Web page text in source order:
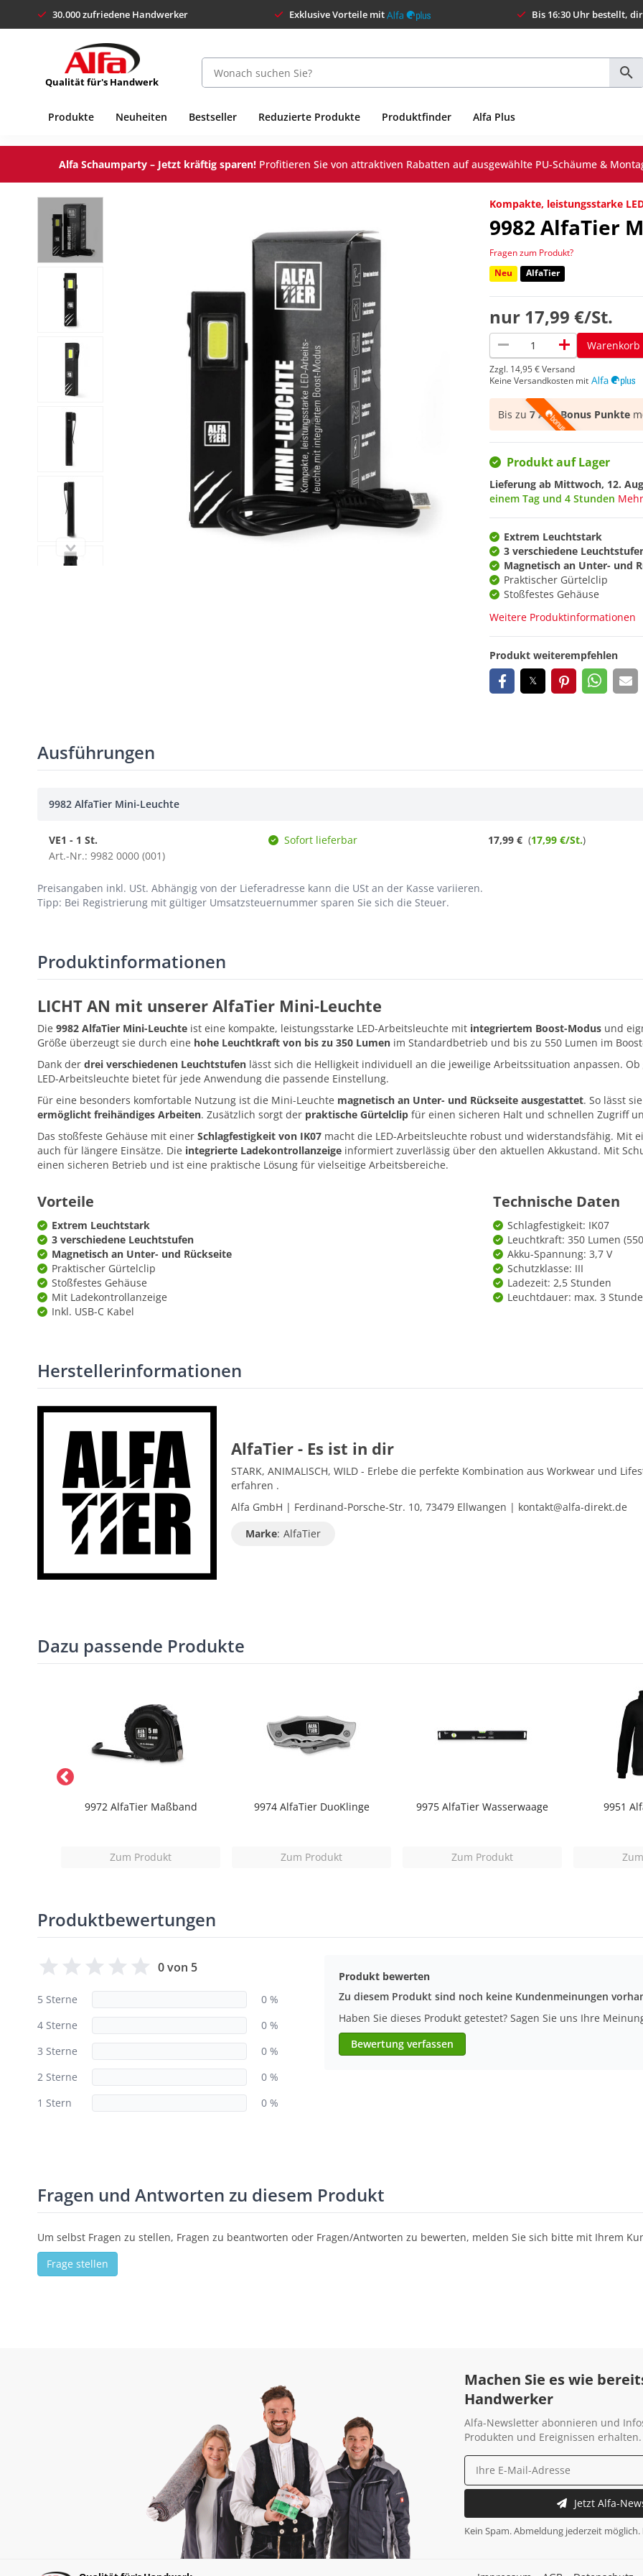
30.000 zufriedene Handwerker Exklusive Vorteile mit Bis 16:30 Uhr bestellt,
Qualität für's Handwerk
Produkte Neuheiten Bestseller Reduzierte Produkte Produktfinder Alfa Plus
Alfa Schaumparty – Jetzt kräftig sparen!Profitieren Sie von attraktiven Rabatten auf ausgewählte PU-Schäume &
Kompakte, leistungsstarke
9982AlfaTier
Fragen zum Produkt?
Neu
AlfaTier
nur 17,99 €/St.
remove add Warenkorb
Zzgl. 14,95 €Versand
Keine Versandkosten mit
Bis zu 7 Alfa Bonus Punkte
Produkt auf Lager
Lieferung ab Mittwoch, 12.
einem Tag und 4 Stunden
Extrem Leuchtstark
3 verschiedene
Magnetisch an Unter- und
Praktischer Gürtelclip
Stoßfestes Gehäuse
Weitere Produktinformationen
Produkt weiterempfehlen
Ausführungen
9982 AlfaTier Mini-Leuchte
VE1 - 1 St.
Art.-Nr.: 9982 0000 (001)
Sofort lieferbar 17,99 € (17,99 €/St.)
Preisangaben inkl. USt. Abhängig von der Lieferadresse kann die USt an der Kasse variieren.
Tipp: Bei Registrierung mit gültiger Umsatzsteuernummer sparen Sie sich die Steuer.
Produktinformationen
LICHT AN mit unserer AlfaTier Mini-Leuchte
Die 9982 AlfaTier Mini-Leuchte ist eine kompakte, leistungsstarke LED-Arbeitsleuchte mit integriertem Boost-Modus und
Größe überzeugt sie durch eine hohe Leuchtkraft von bis zu 350 Lumen im Standardbetrieb und bis zu 550 Lumen im
Dank der drei verschiedenen Leuchtstufen lässt sich die Helligkeit individuell an die jeweilige Arbeitssituation anpassen.
LED-Arbeitsleuchte bietet für jede Anwendung die passende Einstellung.
Für eine besonders komfortable Nutzung ist die Mini-Leuchte magnetisch an Unter- und Rückseite ausgestattet. So lässt
ermöglicht freihändiges Arbeiten. Zusätzlich sorgt der praktische Gürtelclip für einen sicheren Halt und schnellen Zugriff
Das stoßfeste Gehäuse mit einer Schlagfestigkeit von IK07 macht die LED-Arbeitsleuchte robust und widerstandsfähig. Mit
auch für längere Einsätze. Die integrierte Ladekontrollanzeige informiert zuverlässig über den aktuellen Akkustand. Mit
einen sicheren Betrieb und ist eine praktische Lösung für vielseitige Arbeitsbereiche.
Vorteile
Extrem Leuchtstark
3 verschiedene Leuchtstufen
Magnetisch an Unter- und Rückseite
Praktischer Gürtelclip
Stoßfestes Gehäuse
Mit Ladekontrollanzeige
Inkl. USB-C Kabel
Technische Daten
Schlagfestigkeit: IK07
Leuchtkraft: 350 Lumen
Akku-Spannung: 3,7 V
Schutzklasse: III
Ladezeit: 2,5 Stunden
Leuchtdauer: max. 3
Herstellerinformationen
AlfaTier - Es ist in dir
STARK, ANIMALISCH, WILD - Erlebe die perfekte Kombination aus Workwear und
erfahren .
Alfa GmbH | Ferdinand-Porsche-Str. 10, 73479 Ellwangen | kontakt@alfa-direkt.de
Marke: AlfaTier
Dazu passende Produkte
9972 AlfaTier Maßband
Zum Produkt
9974 AlfaTier DuoKlinge
Zum Produkt
9975 AlfaTier Wasserwaage
Zum Produkt
9951
Produktbewertungen
0 von 5
5 Sterne
0 %
4 Sterne
0 %
3 Sterne
0 %
2 Sterne
0 %
1 Stern
0 %
Produkt bewerten
Zu diesem Produkt sind noch keine Kundenmeinungen
Haben Sie dieses Produkt getestet? Sagen Sie uns Ihre
Bewertung verfassen
Fragen und Antworten zu diesem Produkt
Um selbst Fragen zu stellen, Fragen zu beantworten oder Fragen/Antworten zu bewerten, melden Sie sich bitte mit Ihrem
Frage stellen
Machen Sie es wie
Handwerker
Alfa-Newsletter abonnieren und
Produkten und Ereignissen erhalten.
Jetzt Alfa-
Kein Spam. Abmeldung jederzeit möglich.